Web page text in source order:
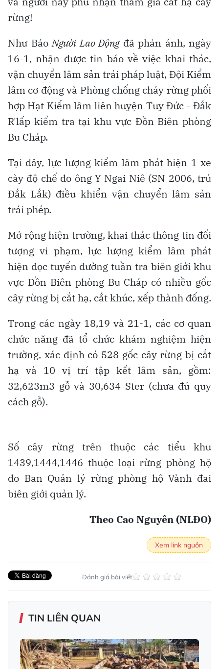
rừng!
Như BáoNgười Lao Độngđã phản ánh, ngày
16-1, nhận được tin báo về việc khai thác,
vận chuyển lâm sản trái pháp luật, Đội Kiểm
lâm cơ động và Phòng chống cháy rừng phối
hợp Hạt Kiểm lâm liên huyện Tuy Đức - Đắk
R'lấp kiểm tra tại khu vực Đồn Biên phòng
Bu Cháp.
Tại đây, lực lượng kiểm lâm phát hiện 1 xe
cày độ chế do ông Y Ngai Niê (SN 2006, trú
Đắk Lắk) điều khiển vận chuyển lâm sản
trái phép.
Mở rộng hiện trường, khai thác thông tin đối
tượng vi phạm, lực lượng kiểm lâm phát
hiện dọc tuyến đường tuần tra biên giới khu
vực Đồn Biên phòng Bu Cháp có nhiều gốc
cây rừng bị cắt hạ, cắt khúc, xếp thành đống.
Trong các ngày 18,19 và 21-1, các cơ quan
chức năng đã tổ chức khám nghiệm hiện
trường, xác định có 528 gốc cây rừng bị cắt
hạ và 10 vị trí tập kết lâm sản, gồm:
32,623m3 gỗ và 30,634 Ster (chưa đủ quy
cách gỗ).
Số cây rừng trên thuộc các tiểu khu
1439,1444,1446 thuộc loại rừng phòng hộ
do Ban Quản lý rừng phòng hộ Vành đai
biên giới quản lý.
Theo Cao Nguyên (NLĐO)
Xem link nguồn
Đánh giá bài viết
TIN LIÊN QUAN